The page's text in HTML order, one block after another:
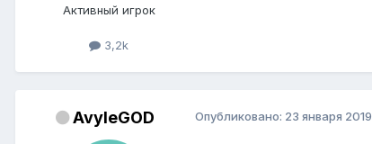
Активный игрок
3,2k
AvyleGOD Опубликовано: 23 января 2019